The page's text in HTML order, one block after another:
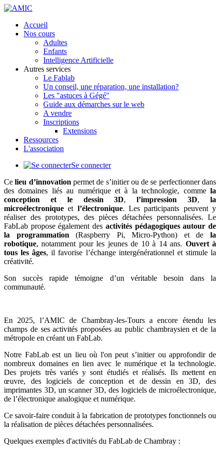
Accueil
Nos cours
Adultes
Enfants
Intelligence Artificielle
Autres services
Le Fablab
Un conseil, une réparation, une installation?
Les "astuces à Gégé"
Guide aux démarches sur le web
A vendre
Inscriptions
Extensions
Ressources
L'association
Se connecter
Celieu d’innovation permet de s’initier ou de se perfectionner dans
des domaines liés au numérique et à la technologie, comme la
conception et le dessin 3D,l’impression 3D,la
microélectronique et l’électronique. Les participants peuvent y
réaliser des prototypes, des pièces détachées personnalisées. Le
FabLab propose également des activités pédagogiques autour de
la programmation (Raspberry Pi, Micro-Python) et dela
robotique, notamment pour les jeunes de 10 à 14 ans. Ouvert à
tous les âges, il favorise l’échange intergénérationnel et stimule la
créativité.
Son succès rapide témoigne d’un véritable besoin dans la
communauté.
En 2025, l’AMIC de Chambray-les-Tours a encore étendu les
champs de ses activités proposées au public chambraysien et de la
métropole en créant un FabLab.
Notre FabLab est un lieu où l'on peut s’initier ou approfondir de
nombreux domaines en lien avec le numérique et la technologie.
Des projets très variés y sont étudiés et réalisés. Ils mettent en
œuvre, des logiciels de conception et de dessin en 3D, des
imprimantes 3D, un scanner 3D, des logiciels de microélectronique,
de l’électronique analogique et numérique.
Ce savoir-faire conduit à la fabrication de prototypes fonctionnels ou
la réalisation de pièces détachées personnalisées.
Quelques exemples d'activités du FabLab de Chambray :
précédente
précédent
suivante
suivant